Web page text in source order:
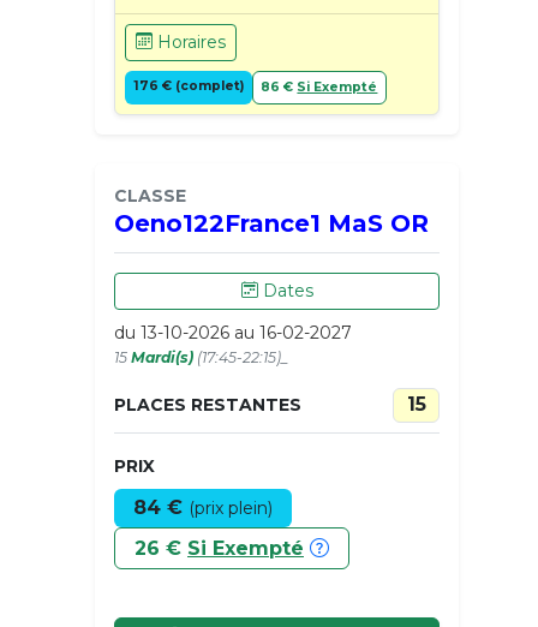
Horaires
176 € (complet) 86 € Si Exempté
CLASSE
Oeno122France1 MaS OR
Dates
du 13-10-2026 au 16-02-2027
15 Mardi(s) (17:45-22:15)_
PLACES RESTANTES 15
PRIX
84 € (prix plein)
26 € Si Exempté